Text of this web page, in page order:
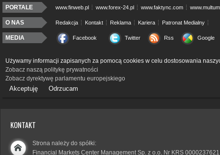
PORTALE www.finweb.pl www.forex-24.pl www.faktync.com
O NAS Redakcja Kontakt Reklama Kariera Patronat Medialny
MEDIA Facebook Twitter Rss Google
Używamy informacji zapisanych za pomocą cookies w celu dostosowania
Zobacz naszą politykę prywatności
Zobacz dyrektywę parlamentu europejskiego
Akceptuję Odrzucam
KONTAKT
Strona należy do spółki:
Financial Markets Center Management Sp. z o.o. Nr KRS 0000237621